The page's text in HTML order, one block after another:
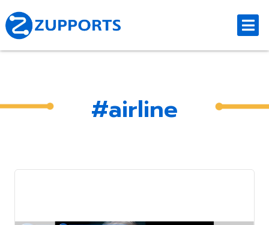
#airline